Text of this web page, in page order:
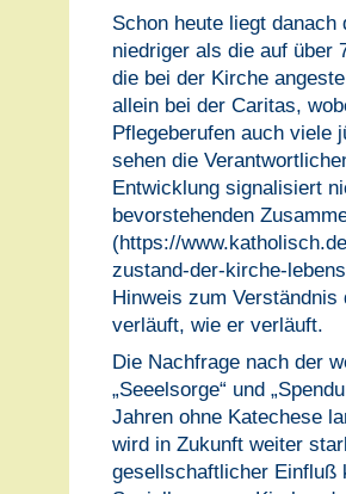
Schon heute liegt
niedriger als die auf über
die bei der Kirche
allein bei der Caritas,
Pflegeberufen auch viele
sehen die
Entwicklung signalisiert
bevorstehenden
(https://
zustand-der-kirche-
Hinweis zum
verläuft, wie er verläuft.
Die Nachfrage nach der
„Seeelsorge“ und
Jahren ohne Katechese
wird in Zukunft weiter
gesellschaftlicher Einfluß